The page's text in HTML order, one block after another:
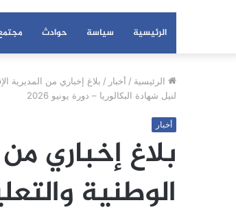
الرئيسية سياسة حوادث
الرئيسية / أخبار / بلاغ إخباري من المديرية
لنيل شهادة البكالوريا – دورة يونيو 2026
أخبار
بلاغ إخباري من
الوطنية